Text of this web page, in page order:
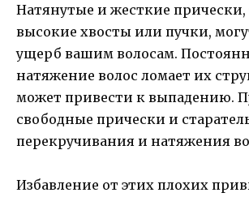
Натянутые и жесткие прически,
высокие хвосты или пучки,
ущерб вашим волосам.
натяжение волос ломает их
может привести к выпадению.
свободные прически и
перекручивания и натяжения
Избавление от этих плохих